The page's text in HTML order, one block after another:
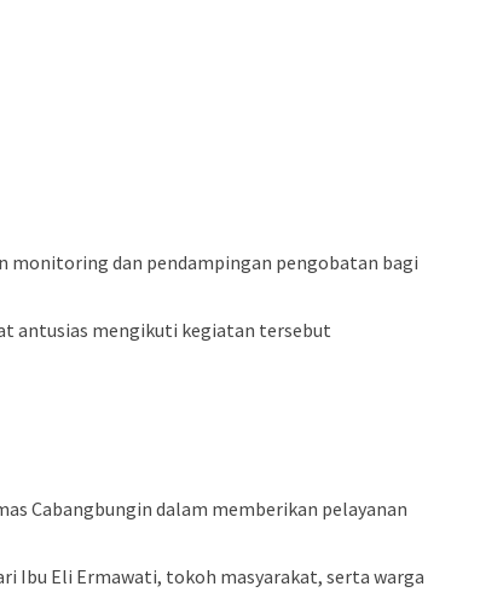
monitoring dan pendampingan pengobatan bagi
antusias mengikuti kegiatan tersebut
Cabangbungin dalam memberikan pelayanan
Ibu Eli Ermawati, tokoh masyarakat, serta warga